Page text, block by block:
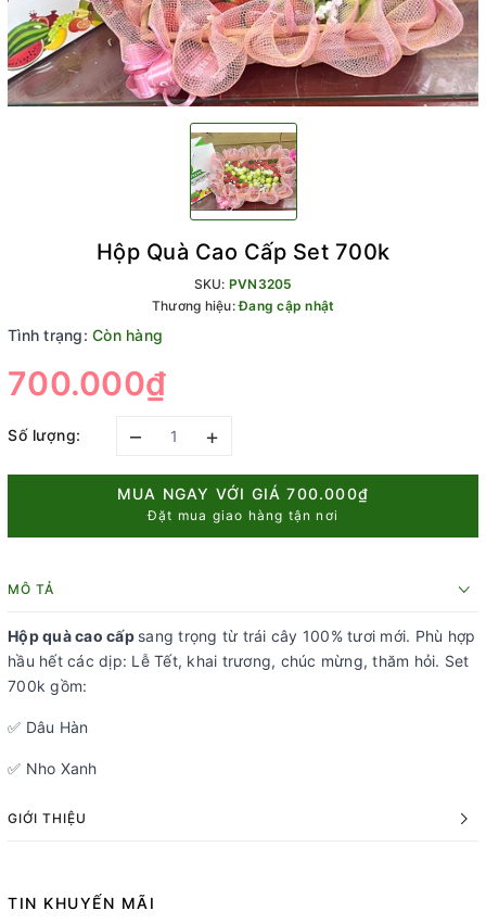
Hộp Quà Cao Cấp Set 700k
SKU: PVN3205
Thương hiệu:Đang cập nhật
Tình trạng: Còn hàng
700.000₫
Số lượng: – +
MUA NGAY VỚI GIÁ700.000₫
Đặt mua giao hàng tận nơi
MÔ TẢ
Hộp quà cao cấp sang trọng từ trái cây 100% tươi mới. Phù hợp
hầu hết các dịp: Lễ Tết, khai trương, chúc mừng, thăm hỏi. Set
700k gồm:
✅ Dâu Hàn
✅ Nho Xanh
GIỚI THIỆU
TIN KHUYẾN MÃI